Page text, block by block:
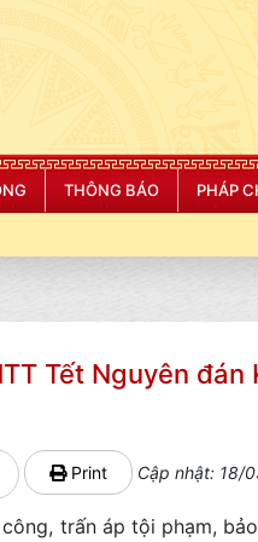
THÔNG BÁO PHÁP
Tết Nguyên đán
Print Cập nhật: 18/
trấn áp tội phạm,